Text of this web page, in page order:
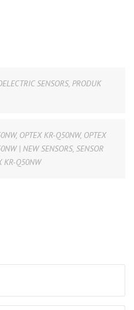
SENSORS, PRODUK
, OPTEX KR-Q50NW, OPTEX
| NEW SENSORS, SENSOR
KR-Q50NW